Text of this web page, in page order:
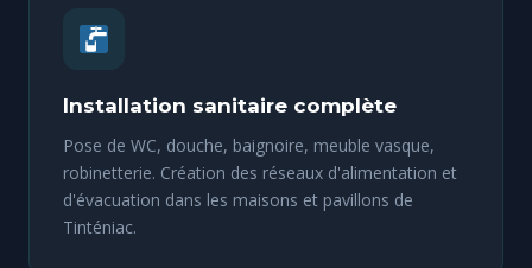
Installation sanitaire complète
Pose de WC, douche, baignoire, meuble vasque,
robinetterie. Création des réseaux d'alimentation et
d'évacuation dans les maisons et pavillons de
Tinténiac.